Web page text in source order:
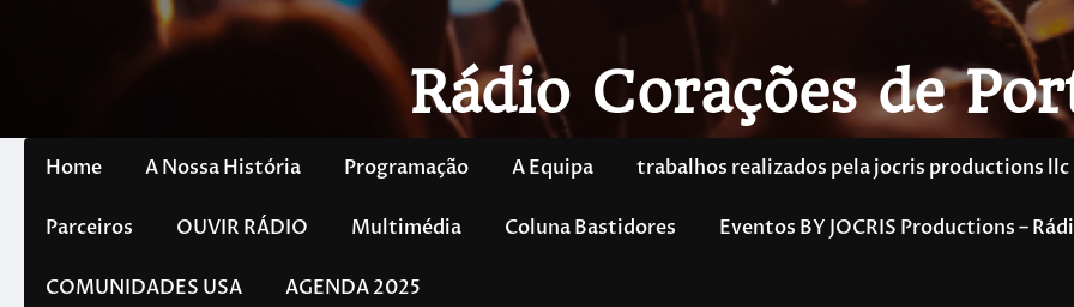
Rádio Corações de
Home A Nossa História Programação A Equipa trabalhos realizados pela jocris productions llc
Parceiros OUVIR RÁDIO Multimédia Coluna Bastidores Eventos BY JOCRIS Productions –
COMUNIDADES USA AGENDA 2025